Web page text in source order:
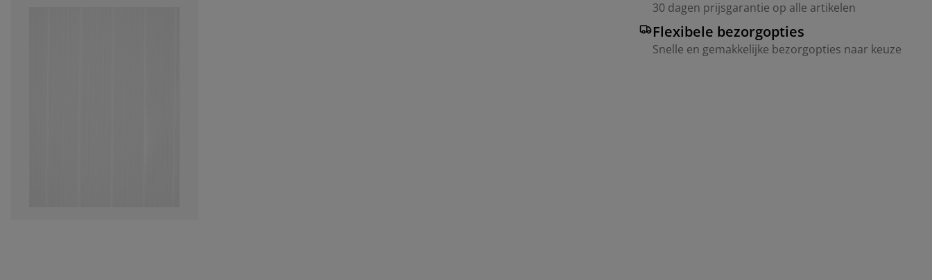
30 dagen prijsgarantie op alle artikelen
Flexibele bezorgopties
Snelle en gemakkelijke bezorgopties naar keuze